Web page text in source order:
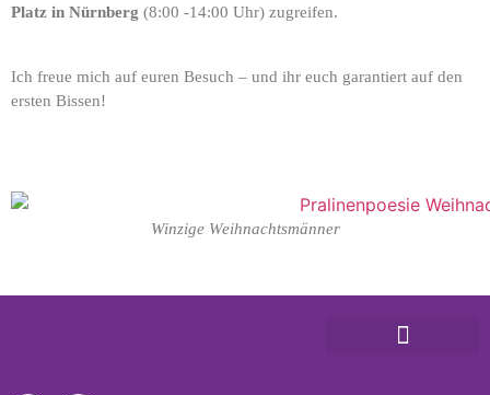
Platz in Nürnberg (8:00 -14:00 Uhr) zugreifen.
Ich freue mich auf euren Besuch – und ihr euch garantiert auf den
ersten Bissen!
Winzige Weihnachtsmänner